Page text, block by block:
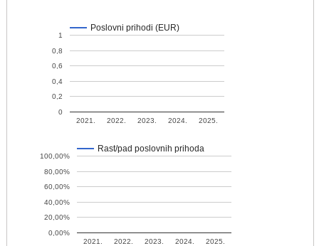
Poslovni prihodi (EUR)
2021. 2022. 2023. 2024. 2025.
0
0,2
0,4
0,6
0,8
1
Rast/pad poslovnih prihoda
2021. 2022. 2023. 2024. 2025.
0,00%
20,00%
40,00%
60,00%
80,00%
100,00%